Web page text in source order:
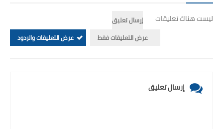
ليست هناك تعليقات
إرسال تعليق
عرض التعليقات فقط
عرض التعليقات والردود
إرسال تعليق